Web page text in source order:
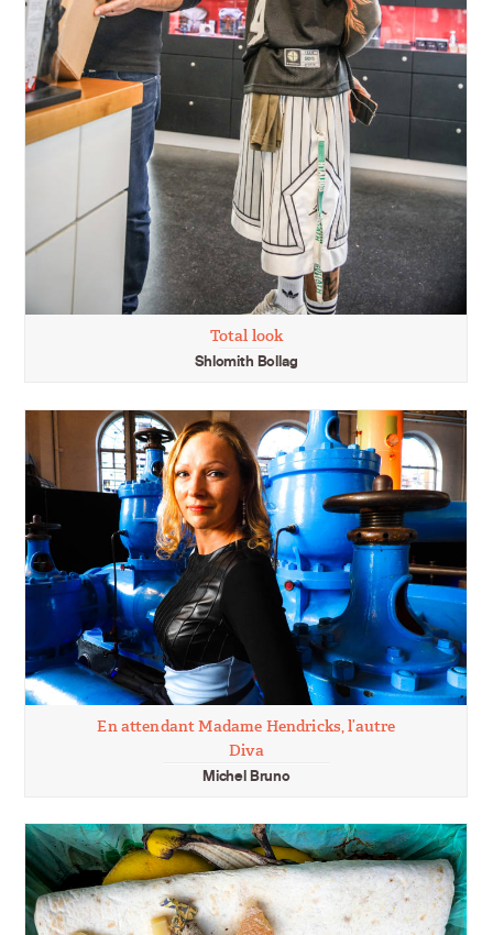
Total look
Shlomith Bollag
En attendant Madame Hendricks, l’autre
Diva
Michel Bruno